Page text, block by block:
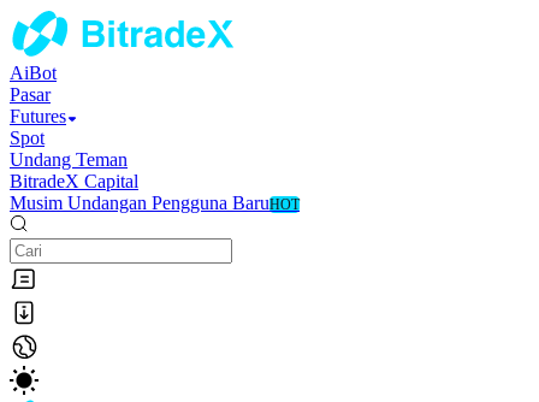
AiBot
Pasar
Futures
Spot
Undang Teman
BitradeX Capital
Musim Undangan Pengguna BaruHOT